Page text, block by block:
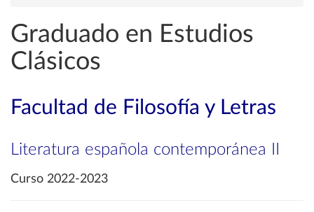
Graduado en Estudios
Clásicos
Facultad de Filosofía y Letras
Literatura española contemporánea II
Curso 2022-2023